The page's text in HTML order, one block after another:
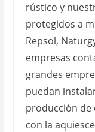
rústico y
protegidos a
Repsol,
empresas
grandes
puedan
producción de
con la